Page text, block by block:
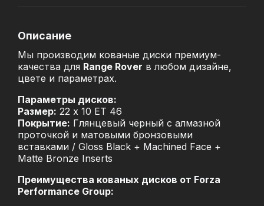
Описание
Мы производим кованые диски премиум-
качества для Range Rover в любом дизайне,
цвете и параметрах.
Параметры дисков:
Размер: 22 x 10 ET 46
Покрытие: Глянцевый черный с алмазной
проточкой и матовыми бронзовыми
вставками / Gloss Black + Machined Face +
Matte Bronze Inserts
Преимущества кованых дисков от Forza
Performance Group: